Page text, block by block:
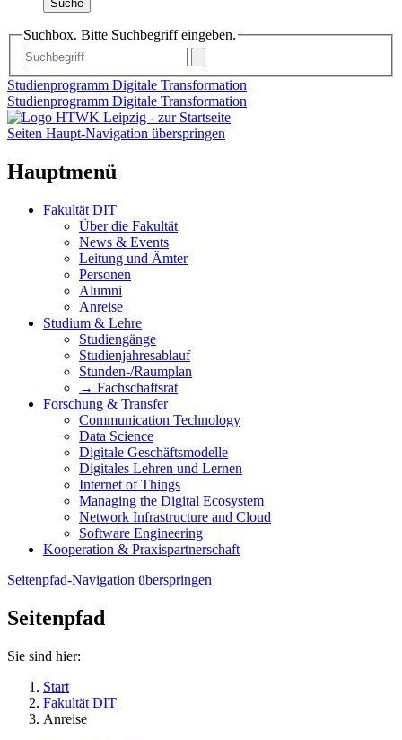
Suche
Suchbox. Bitte Suchbegriff eingeben.
Studienprogramm Digitale Transformation
Studienprogramm Digitale Transformation
Seiten Haupt-Navigation überspringen
Hauptmenü
Fakultät DIT
Über die Fakultät
News & Events
Leitung und Ämter
Personen
Alumni
Anreise
Studium & Lehre
Studiengänge
Studienjahresablauf
Stunden-/Raumplan
→ Fachschaftsrat
Forschung & Transfer
Communication Technology
Data Science
Digitale Geschäftsmodelle
Digitales Lehren und Lernen
Internet of Things
Managing the Digital Ecosystem
Network Infrastructure and Cloud
Software Engineering
Kooperation & Praxispartnerschaft
Seitenpfad-Navigation überspringen
Seitenpfad
Sie sind hier:
Start
Fakultät DIT
Anreise